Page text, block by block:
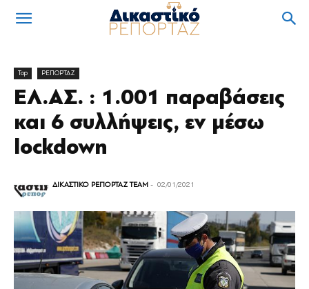
Top ΡΕΠΟΡΤΑΖ
ΕΛ.ΑΣ. : 1.001 παραβάσεις
και 6 συλλήψεις, εν μέσω
lockdown
ΔΙΚΑΣΤΙΚΟ ΡΕΠΟΡΤΑΖ TEAM - 02/01/2021